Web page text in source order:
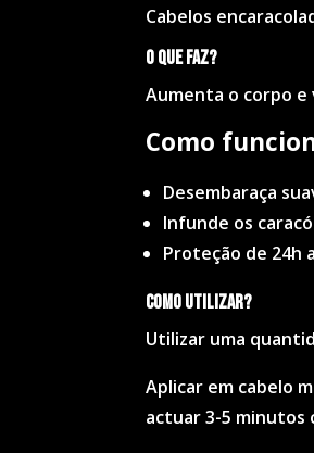
Cabelos
O que faz?
Aumenta o corpo e
Como
Desembaraça
Infunde os
Proteção de 24h
Como utilizar?
Utilizar uma
Aplicar em cabelo
actuar 3-5 minutos